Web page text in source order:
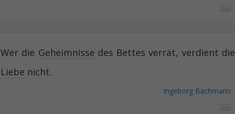
Wer die Geheimnisse des Bettes verrät, verdient die
Liebe nicht.
Ingeborg Bachmann